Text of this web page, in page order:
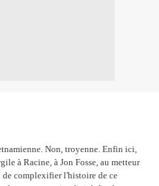
Non, troyenne. Enfin ici,
à Racine, à Jon Fosse, au metteur
complexifier l'histoire de ce